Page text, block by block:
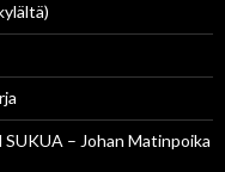
– Johan Matinpoika